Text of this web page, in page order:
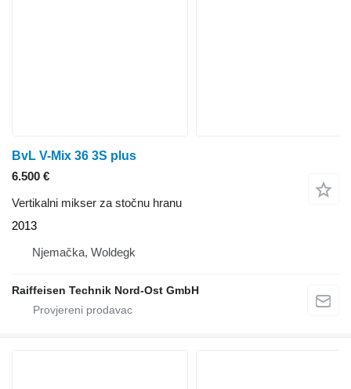
BvL V-Mix 36 3S plus
6.500 €
Vertikalni mikser za stočnu hranu
2013
Njemačka, Woldegk
Raiffeisen Technik Nord-Ost GmbH